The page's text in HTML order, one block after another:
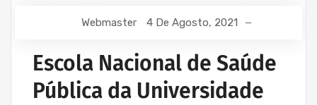
Webmaster 4 De Agosto, 2021
Escola Nacional de Saúde
Pública da Universidade